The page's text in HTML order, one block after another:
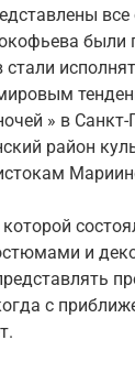
были
» в Санкт-
район
и
с